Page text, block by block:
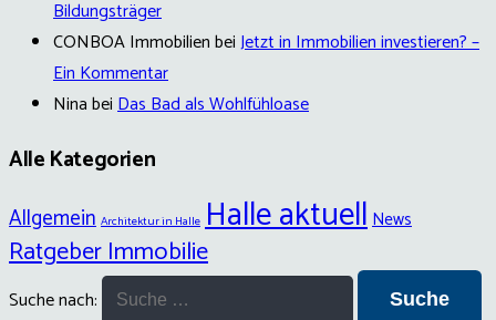
Bildungsträger
CONBOA ImmobilienbeiJetzt in Immobilien investieren? –
Ein Kommentar
NinabeiDas Bad als Wohlfühloase
Alle Kategorien
Allgemein Architektur in Halle Halle aktuellNews
Ratgeber Immobilie
Suche nach: